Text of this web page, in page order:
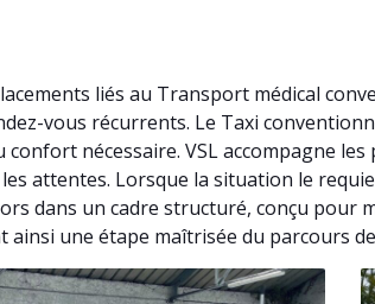
liés au Transport médical
vous récurrents. Le Taxi
nécessaire. VSL accompagne
attentes. Lorsque la situation le
dans un cadre structuré, conçu pour
ainsi une étape maîtrisée du parcours